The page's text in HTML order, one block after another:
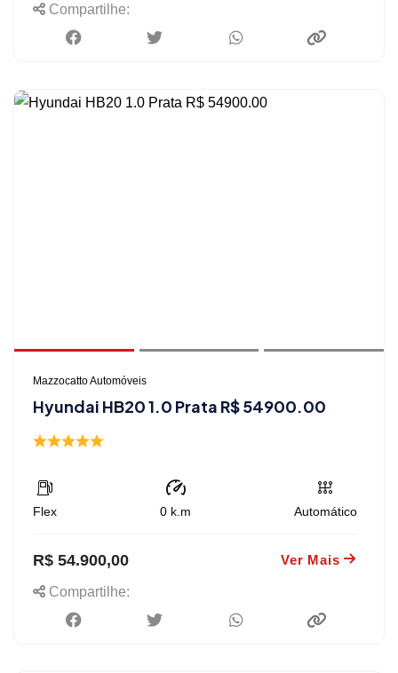
Compartilhe:
Mazzocatto Automóveis
Hyundai HB20 1.0 Prata R$ 54900.00
Flex 0 k.m Automático
R$ 54.900,00 Ver Mais
Compartilhe: